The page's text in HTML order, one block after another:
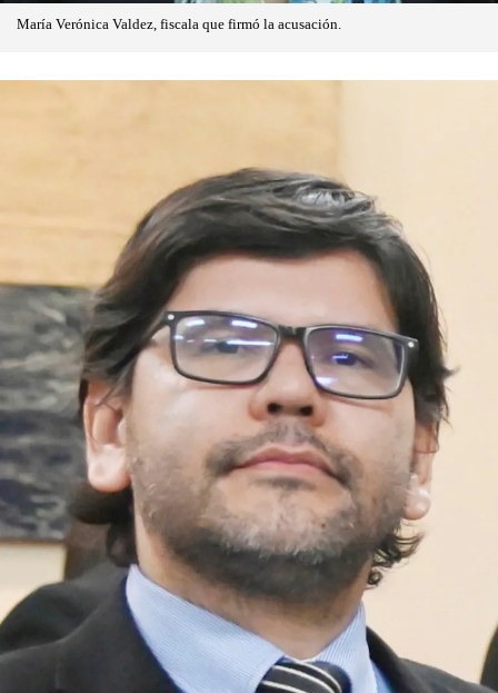
María Verónica Valdez, fiscala que firmó la acusación.